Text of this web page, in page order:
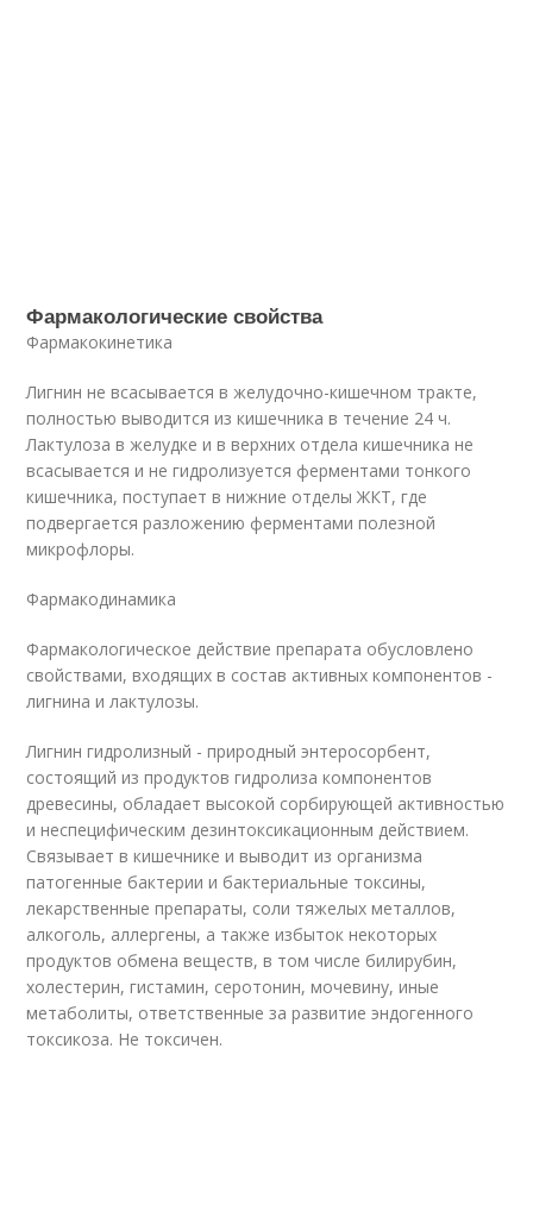
Фармакологические свойства
Фармакокинетика
Лигнин не всасывается в желудочно-кишечном тракте,
полностью выводится из кишечника в течение 24 ч.
Лактулоза в желудке и в верхних отдела кишечника не
всасывается и не гидролизуется ферментами тонкого
кишечника, поступает в нижние отделы ЖКТ, где
подвергается разложению ферментами полезной
микрофлоры.
Фармакодинамика
Фармакологическое действие препарата обусловлено
свойствами, входящих в состав активных компонентов -
лигнина и лактулозы.
Лигнин гидролизный - природный энтеросорбент,
состоящий из продуктов гидролиза компонентов
древесины, обладает высокой сорбирующей активностью
и неспецифическим дезинтоксикационным действием.
Связывает в кишечнике и выводит из организма
патогенные бактерии и бактериальные токсины,
лекарственные препараты, соли тяжелых металлов,
алкоголь, аллергены, а также избыток некоторых
продуктов обмена веществ, в том числе билирубин,
холестерин, гистамин, серотонин, мочевину, иные
метаболиты, ответственные за развитие эндогенного
токсикоза. Не токсичен.